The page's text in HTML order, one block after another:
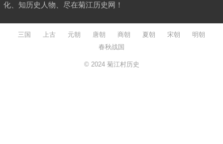
化、知历史人物、尽在菊江历史网！
三国 上古 元朝 唐朝 商朝 夏朝 宋朝
明朝
春秋战国
© 2024 菊江村历史